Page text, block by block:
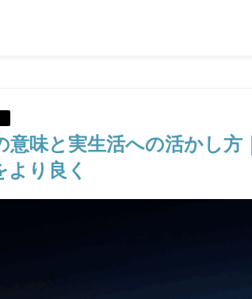
意味と実生活への活かし方
より良く